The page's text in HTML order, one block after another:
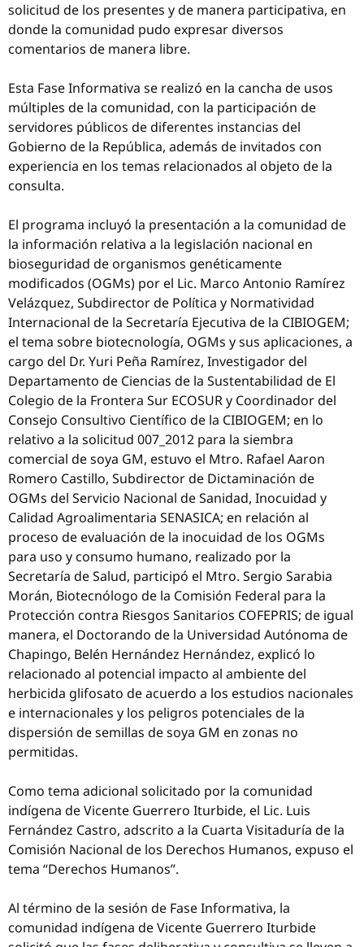
solicitud de los presentes y de manera participativa, en
donde la comunidad pudo expresar diversos
comentarios de manera libre.
Esta Fase Informativa se realizó en la cancha de usos
múltiples de la comunidad, con la participación de
servidores públicos de diferentes instancias del
Gobierno de la República, además de invitados con
experiencia en los temas relacionados al objeto de la
consulta.
El programa incluyó la presentación a la comunidad de
la información relativa a la legislación nacional en
bioseguridad de organismos genéticamente
modificados (OGMs) por el Lic. Marco Antonio Ramírez
Velázquez, Subdirector de Política y Normatividad
Internacional de la Secretaría Ejecutiva de la CIBIOGEM;
el tema sobre biotecnología, OGMs y sus aplicaciones, a
cargo del Dr. Yuri Peña Ramírez, Investigador del
Departamento de Ciencias de la Sustentabilidad de El
Colegio de la Frontera Sur ECOSUR y Coordinador del
Consejo Consultivo Científico de la CIBIOGEM; en lo
relativo a la solicitud 007_2012 para la siembra
comercial de soya GM, estuvo el Mtro. Rafael Aaron
Romero Castillo, Subdirector de Dictaminación de
OGMs del Servicio Nacional de Sanidad, Inocuidad y
Calidad Agroalimentaria SENASICA; en relación al
proceso de evaluación de la inocuidad de los OGMs
para uso y consumo humano, realizado por la
Secretaría de Salud, participó el Mtro. Sergio Sarabia
Morán, Biotecnólogo de la Comisión Federal para la
Protección contra Riesgos Sanitarios COFEPRIS; de igual
manera, el Doctorando de la Universidad Autónoma de
Chapingo, Belén Hernández Hernández, explicó lo
relacionado al potencial impacto al ambiente del
herbicida glifosato de acuerdo a los estudios nacionales
e internacionales y los peligros potenciales de la
dispersión de semillas de soya GM en zonas no
permitidas.
Como tema adicional solicitado por la comunidad
indígena de Vicente Guerrero Iturbide, el Lic. Luis
Fernández Castro, adscrito a la Cuarta Visitaduría de la
Comisión Nacional de los Derechos Humanos, expuso el
tema “Derechos Humanos”.
Al término de la sesión de Fase Informativa, la
comunidad indígena de Vicente Guerrero Iturbide